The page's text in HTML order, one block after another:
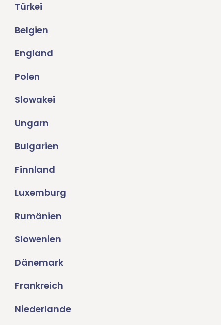
Türkei
Belgien
England
Polen
Slowakei
Ungarn
Bulgarien
Finnland
Luxemburg
Rumänien
Slowenien
Dänemark
Frankreich
Niederlande